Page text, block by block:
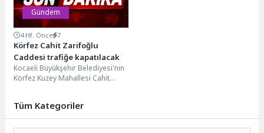
Gündem
4 Hf. Önce 7
Körfez Cahit Zarifoğlu
Caddesi trafiğe kapatılacak
Kocaeli Büyükşehir Belediyesi'nin
Körfez Kuzey Mahallesi Cahit
arasında gerçekleştireceği...
Tüm Kategoriler